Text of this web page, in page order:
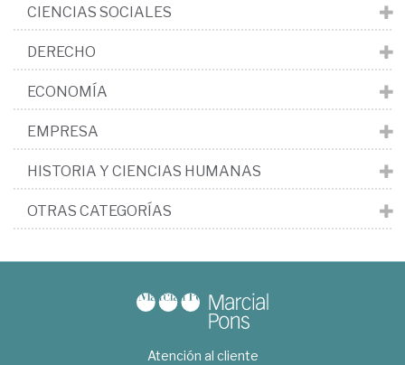
CIENCIAS SOCIALES
DERECHO
ECONOMÍA
EMPRESA
HISTORIA Y CIENCIAS HUMANAS
OTRAS CATEGORÍAS
Atención al cliente